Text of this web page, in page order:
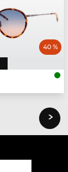
40 %
›